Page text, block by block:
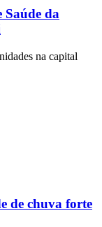
Saúde da
na capital
de chuva forte